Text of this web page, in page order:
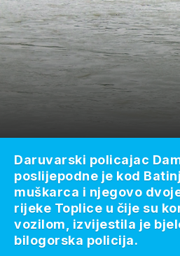
Daruvarski policajac
poslijepodne je kod
muškarca i njegovo
rijeke Toplice u čije su
vozilom, izvijestila je
bilogorska policija.